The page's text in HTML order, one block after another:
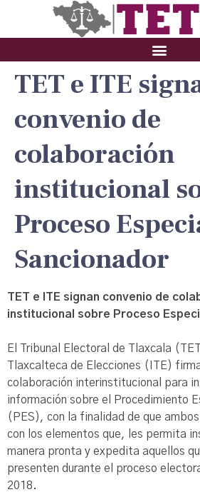
TET e ITE
convenio de
colaboración
institucional
Proceso
Sancionador
TET e ITE signan convenio de
institucional sobre Proceso
El Tribunal Electoral de Tlaxcala
Tlaxcalteca de Elecciones (ITE)
colaboración interinstitucional para
información sobre el Procedimiento
(PES), con la finalidad de que
con los elementos que, les permita
manera pronta y expedita aquellos
presenten durante el proceso
2018.